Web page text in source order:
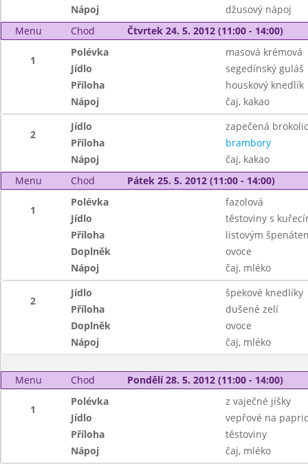
Nápoj
džusový nápoj
Menu
Chod Čtvrtek 24. 5. 2012 (11:00 - 14:00)
1
Polévka
masová krémová
Jídlo
segedínský guláš
Příloha
houskový knedlík
Nápoj
čaj, kakao
2
Jídlo
zapečená
Příloha
brambory
Nápoj
čaj, kakao
Menu
Chod Pátek 25. 5. 2012 (11:00 - 14:00)
1
Polévka
fazolová
Jídlo
těstoviny s
Příloha
listovým
Doplněk
ovoce
Nápoj
čaj, mléko
2
Jídlo
špekové knedlíky
Příloha
dušené zelí
Doplněk
ovoce
Nápoj
čaj, mléko
Menu Chod Pondělí 28. 5. 2012 (11:00 - 14:00)
1
Polévka
z vaječné jíšky
Jídlo
vepřové na
Příloha
těstoviny
Nápoj
čaj, mléko